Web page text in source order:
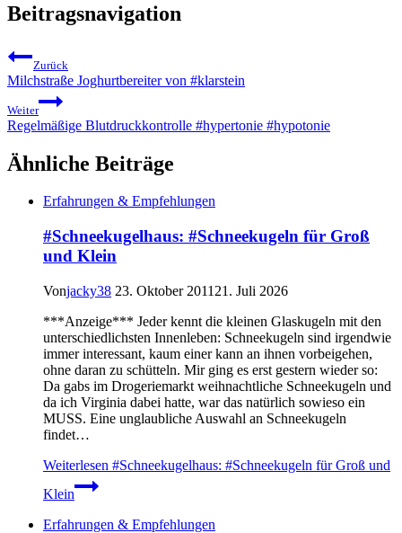
Beitragsnavigation
Zurück
Milchstraße Joghurtbereiter von #klarstein
Weiter
Regelmäßige Blutdruckkontrolle #hypertonie #hypotonie
Ähnliche Beiträge
Erfahrungen & Empfehlungen
#Schneekugelhaus: #Schneekugeln für Groß
und Klein
Vonjacky38 23. Oktober 2011 21. Juli 2026
***Anzeige*** Jeder kennt die kleinen Glaskugeln mit den
unterschiedlichsten Innenleben: Schneekugeln sind irgendwie
immer interessant, kaum einer kann an ihnen vorbeigehen,
ohne daran zu schütteln. Mir ging es erst gestern wieder so:
Da gabs im Drogeriemarkt weihnachtliche Schneekugeln und
da ich Virginia dabei hatte, war das natürlich sowieso ein
MUSS. Eine unglaubliche Auswahl an Schneekugeln
findet…
Weiterlesen #Schneekugelhaus: #Schneekugeln für Groß und
Klein
Erfahrungen & Empfehlungen